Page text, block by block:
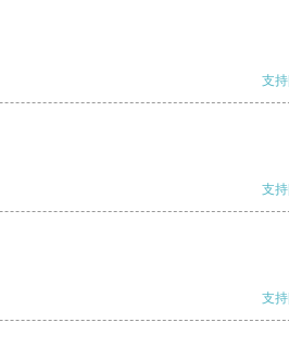
支持
支持
支持